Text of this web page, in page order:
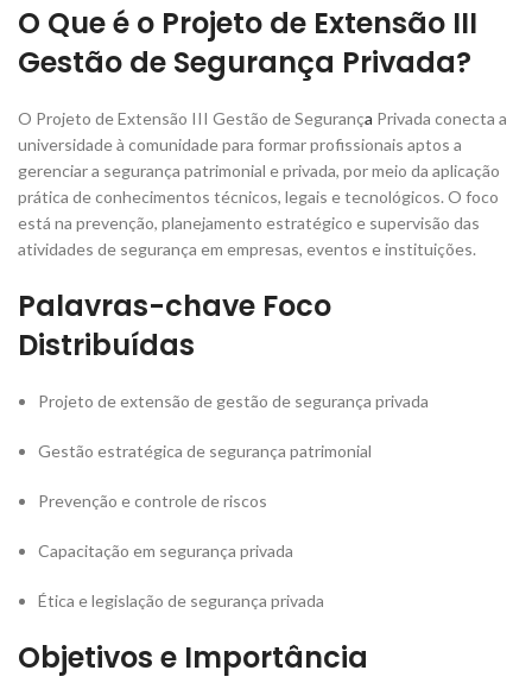
O Que é o Projeto de Extensão III
Gestão de Segurança Privada?
O Projeto de Extensão III Gestão de Segurança Privada conecta a
universidade à comunidade para formar profissionais aptos a
gerenciar a segurança patrimonial e privada, por meio da aplicação
prática de conhecimentos técnicos, legais e tecnológicos. O foco
está na prevenção, planejamento estratégico e supervisão das
atividades de segurança em empresas, eventos e instituições.
Palavras-chave Foco
Distribuídas
Projeto de extensão de gestão de segurança privada
Gestão estratégica de segurança patrimonial
Prevenção e controle de riscos
Capacitação em segurança privada
Ética e legislação de segurança privada
Objetivos e Importância